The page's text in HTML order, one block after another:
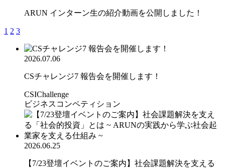
ARUN インターン生の紹介動画を公開しました！
1 2 3
2026.07.06
CSチャレンジ7 報告会を開催します！
CSIChallenge
ビジネスコンペティション
2026.06.25
【7/23登壇イベントのご案内】社会課題解決を支える